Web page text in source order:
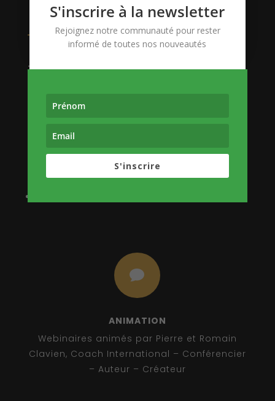
.
DATES

ANIMATION
Webinaires animés par Pierre et Romain
Clavien, Coach International – Conférencier
– Auteur – Créateur
S'inscrire à la newsletter
Rejoignez notre communauté pour rester
informé de toutes nos nouveautés
S'inscrire